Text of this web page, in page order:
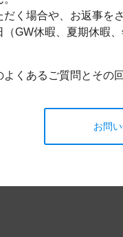
く場合や、お返事を
GW休暇、夏期休暇
くあるご質問とその
お問